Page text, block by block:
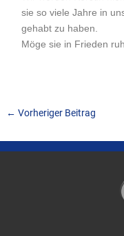
sie so viele Jahre in
gehabt zu haben.
Möge sie in Frieden
← Vorheriger Beitrag